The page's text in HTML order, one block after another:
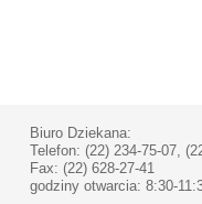
Biuro Dziekana:
Telefon: (22) 234-75-07,
Fax: (22) 628-27-41
godziny otwarcia: 8:30-